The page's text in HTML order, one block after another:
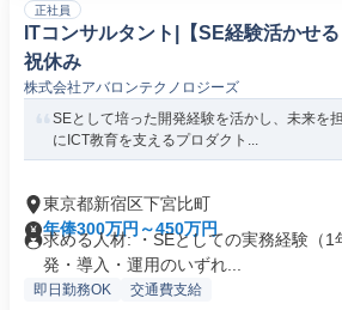
正社員
ITコンサルタント|【SE経験活かせ
祝休み
株式会社アバロンテクノロジーズ
SEとして培った開発経験を活かし、未来を
にICT教育を支えるプロダクト...
東京都新宿区下宮比町
年俸300万円～450万円
求める人材: ・SEとしての実務経験（1
発・導入・運用のいずれ...
即日勤務OK 交通費支給